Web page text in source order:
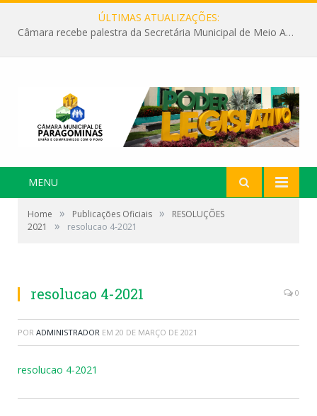
ÚLTIMAS ATUALIZAÇÕES:
Câmara recebe palestra da Secretária Municipal de Meio Ambiente sobre as ações da “SEMANA DO MEIO AMBIENTE”
MENU
Home » Publicações Oficiais »
RESOLUÇÕES
2021
» resolucao 4-2021
resolucao 4-2021 0
POR ADMINISTRADOR EM 20 DE MARÇO DE 2021
resolucao 4-2021